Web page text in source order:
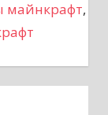
,